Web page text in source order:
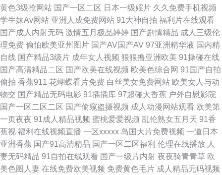
桃 51瑟瑟人妻 在线视频a 亚洲人成网址 亚洲精品颜射 亚洲AV日韩AV高潮喷
人人爽 尤物网址 亚洲色站导航 亚洲久久中文 在线伦理 超碰人人艹人 欧美肏
屄一二三區 老司机福利av 狠狠撸AV网址 黄色网络 好屌妞久操 哥也去综合网
国产精品第11页 高清AV成人在线播放 yy天堂 国产91V在线观看 光棍影院在
线观看婷婷 东京热色网站 福利社免费社区 成人午夜网站在线91 国产精品99
五月花 大香蕉久久a 狠狠干大香蕉视频 国产女上位合集91 精东不卡五区 国
产精品探花熟女 国产喷水 抖阴免费网站 激情乱轮人妻 国产拍在线看 欧美精
黄色3级抢网站 国产一区二区 日本一级婬片 久久免费手机视频
学生妹Av网站 亚洲人成免费网站 91大神自拍 福利片在线观看
国产成人内射无码 激情五月极品婷婷 国产剧情精品 成人三级伦
理免费 偷怕欧美亚州图片 国产AV国产AV 97亚洲精华液 国内精
自线 国产精品3级片 成年女人视频 狠狠撸亚洲欧美 91操碰在线
国产高清精品二区 国产欧美在线视频 欧美色综合网 91国产自拍
偷拍 香蕉911 花蝴蝶看片免费 白丝美女免费网站 欧美女人与动
物交 国产精品无码电影 91插插库 97超碰大香蕉 户外自慰影院
国产一区二区二区 国产偷窥盗摄视频 成人动漫网站观看 欧美第
一页夜夜 91成人精品视频 蜜桃爱爱视频 乱伦熟女五月天 91香
蕉视 福利在线视频直播 一区xxxxx 岛国大片免费视频 一道日本
亚洲香蕉 国产91高清精品 国产一区二区福利 伦理在线播放 人
妻无码精品 91自拍在线观看 国产一级片内射 夜夜骑青青草 欧
美色图人妻 在线免费欧美视频 免费黄色毛片 成人精品无码视频